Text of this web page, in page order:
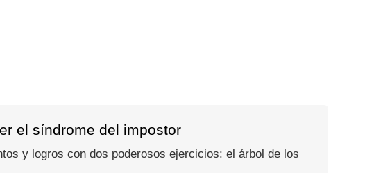
el síndrome del impostor
y logros con dos poderosos ejercicios: el árbol de los